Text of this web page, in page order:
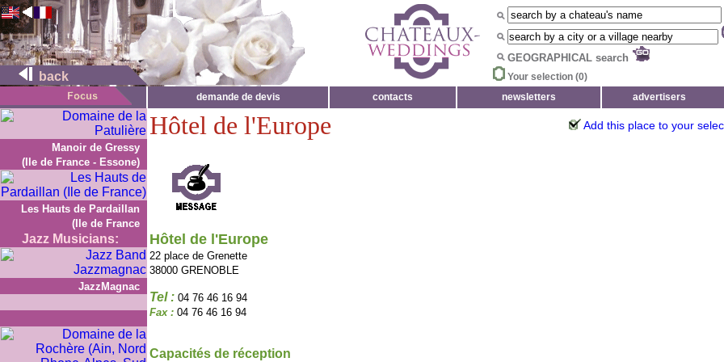
back
GEOGRAPHICAL search
Your selection (0)
demande de devis
contacts newsletters advertisers
Manoir de Gressy
(Ile de France - Essone)
Les Hauts de Pardaillan
(Ile de France
Jazz Musicians:
JazzMagnac
Hôtel de l'Europe Add this place to your
Hôtel de l'Europe
22 place de Grenette
38000 GRENOBLE
Tel : 04 76 46 16 94
Fax : 04 76 46 16 94
Capacités de réception